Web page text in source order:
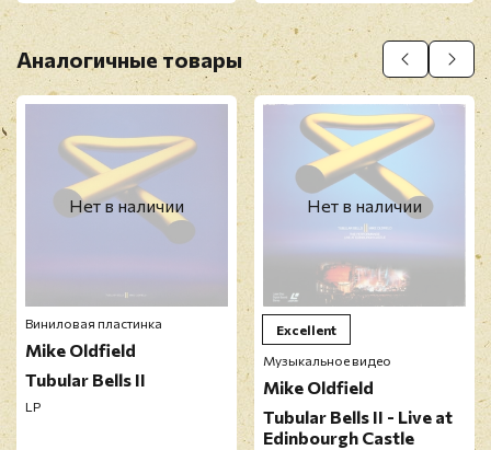
Аналогичные товары
Нет в наличии
Виниловая пластинка
Mike Oldfield
Tubular Bells II
LP
Нет в наличии
Excellent
Музыкальное видео
Mike Oldfield
Tubular Bells II - Live at
Edinbourgh Castle